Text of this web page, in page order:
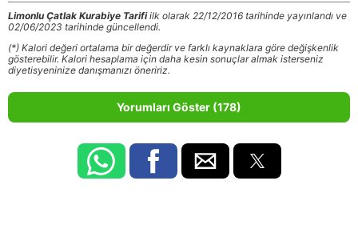
Limonlu Çatlak Kurabiye Tarifiilk olarak 22/12/2016 tarihinde yayınlandı ve
02/06/2023 tarihinde güncellendi.
(*) Kalori değeri ortalama bir değerdir ve farklı kaynaklara göre değişkenlik
gösterebilir. Kalori hesaplama için daha kesin sonuçlar almak isterseniz
diyetisyeninize danışmanızı öneririz.
Yorumları Göster (178)